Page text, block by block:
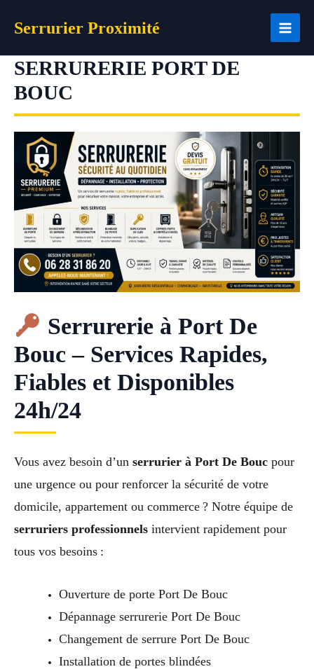
Serrurier Proximité
SERRURERIE PORT DE
BOUC
Serrurerie à Port De
Bouc – Services Rapides,
Fiables et Disponibles
24h/24
Vous avez besoin d’un serrurier à Port De Bouc pour
une urgence ou pour renforcer la sécurité de votre
domicile, appartement ou commerce ? Notre équipe de
serruriers professionnels intervient rapidement pour
tous vos besoins :
Ouverture de porte Port De Bouc
Dépannage serrurerie Port De Bouc
Changement de serrure Port De Bouc
Installation de portes blindées